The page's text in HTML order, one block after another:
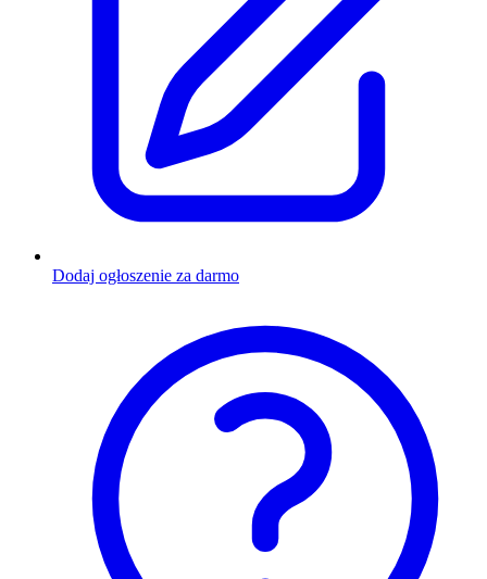
Dodaj ogłoszenie za darmo